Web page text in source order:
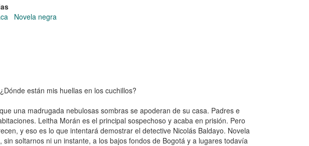
Novela negra
están mis huellas en los cuchillos?
una madrugada nebulosas sombras se apoderan de su casa. Padres e
Leitha Morán es el principal sospechoso y acaba en prisión. Pero
y eso es lo que intentará demostrar el detective Nicolás Baldayo. Novela
soltarnos ni un instante, a los bajos fondos de Bogotá y a lugares todavía